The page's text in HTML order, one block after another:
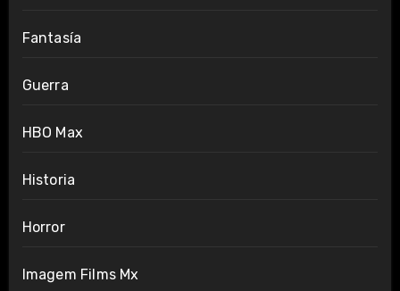
Fantasía
Guerra
HBO Max
Historia
Horror
Imagem Films Mx